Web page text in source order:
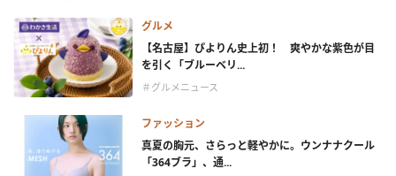
グルメ
【名古屋】ぴよりん史上初！ 爽やかな紫色が目
を引く「ブルーベリ...
＃グルメニュース
ファッション
真夏の胸元、さらっと軽やかに。ウンナナクール
「364ブラ」、通...